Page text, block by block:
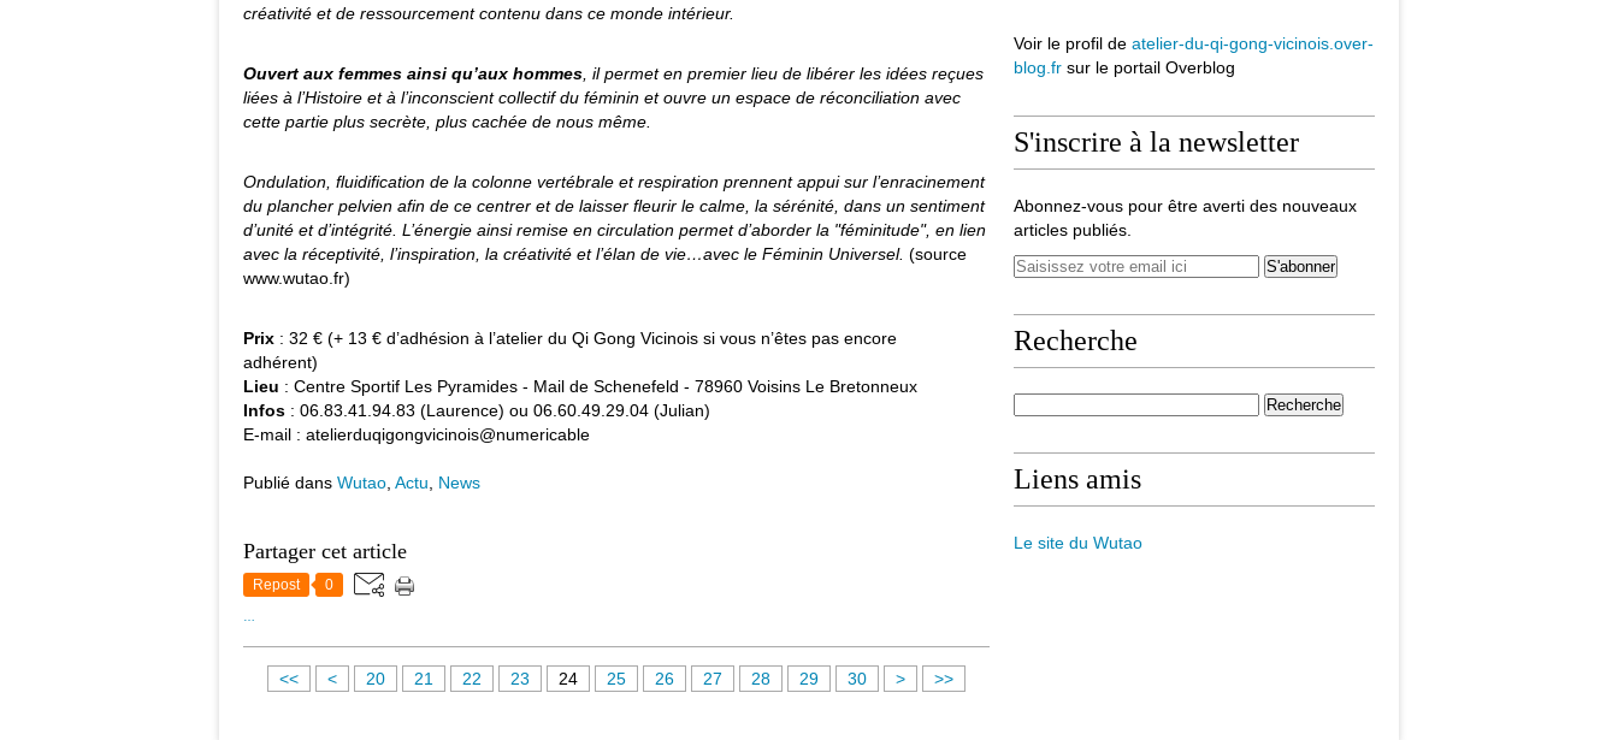
créativité et de ressourcement contenu dans ce monde intérieur.
Ouvert aux femmes ainsi qu’aux hommes , il permet en premier lieu de libérer les idées reçues
liées à l’Histoire et à l’inconscient collectif du féminin et ouvre un espace de réconciliation avec
cette partie plus secrète, plus cachée de nous même.
Ondulation, fluidification de la colonne vertébrale et respiration prennent appui sur l’enracinement
du plancher pelvien afin de ce centrer et de laisser fleurir le calme, la sérénité, dans un sentiment
d’unité et d’intégrité. L’énergie ainsi remise en circulation permet d’aborder la "féminitude", en lien
avec la réceptivité, l’inspiration, la créativité et l’élan de vie…avec le Féminin Universel. (source
www.wutao.fr)
Prix : 32 € (+ 13 € d’adhésion à l’atelier du Qi Gong Vicinois si vous n’êtes pas encore
adhérent)
Lieu : Centre Sportif Les Pyramides - Mail de Schenefeld - 78960 Voisins Le Bretonneux
Infos : 06.83.41.94.83 (Laurence) ou 06.60.49.29.04 (Julian)
E-mail : atelierduqigongvicinois@numericable
Publié dans Wutao Actu News
Partager cet article
Repost 0
<< <
1
20 21 22 23 24 25 26 27 28 29 30
4
5
> >>
Voir le profil de atelier-du-qi-gong-vicinois.over-
blog.fr sur le portail Overblog
S'inscrire à la newsletter
Abonnez-vous pour être averti des nouveaux
articles publiés.
Recherche
Liens amis
Le site du Wutao